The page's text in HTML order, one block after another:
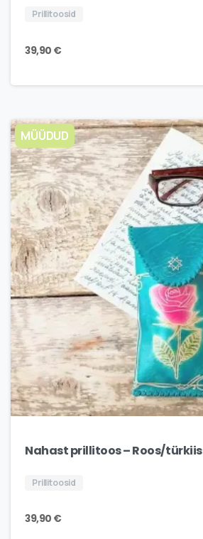
Prillitoosid
39,90 €
MÜÜDUD
Nahast prillitoos – Roos/türkiis
Prillitoosid
39,90 €